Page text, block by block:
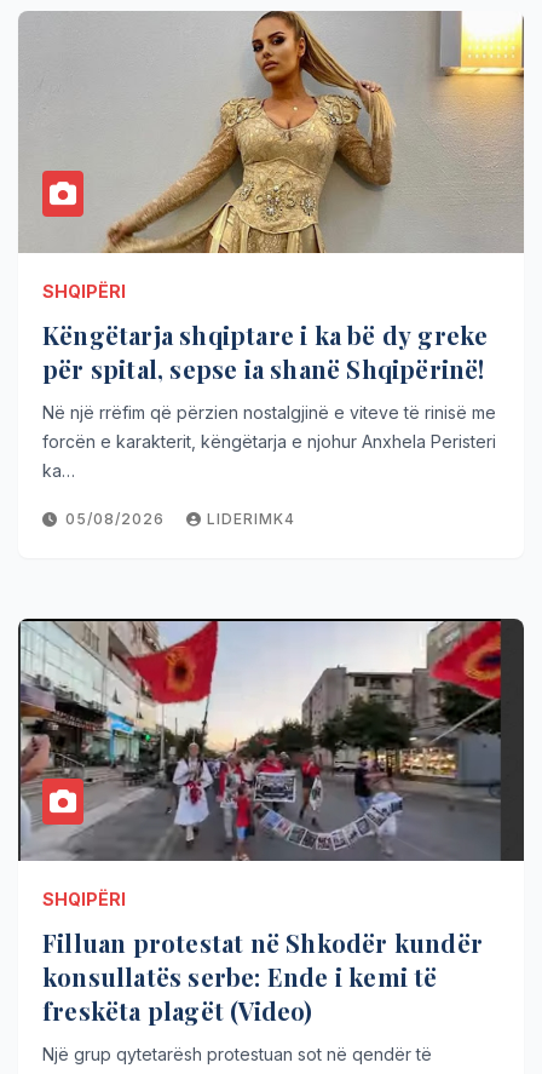
SHQIPËRI
Këngëtarja shqiptare i ka bë dy greke
për spital, sepse ia shanë Shqipërinë!
Në një rrëfim që përzien nostalgjinë e viteve të rinisë me
forcën e karakterit, këngëtarja e njohur Anxhela Peristeri
ka…
05/08/2026 LIDERIMK4
SHQIPËRI
Filluan protestat në Shkodër kundër
konsullatës serbe: Ende i kemi të
freskëta plagët (Video)
Një grup qytetarësh protestuan sot në qendër të